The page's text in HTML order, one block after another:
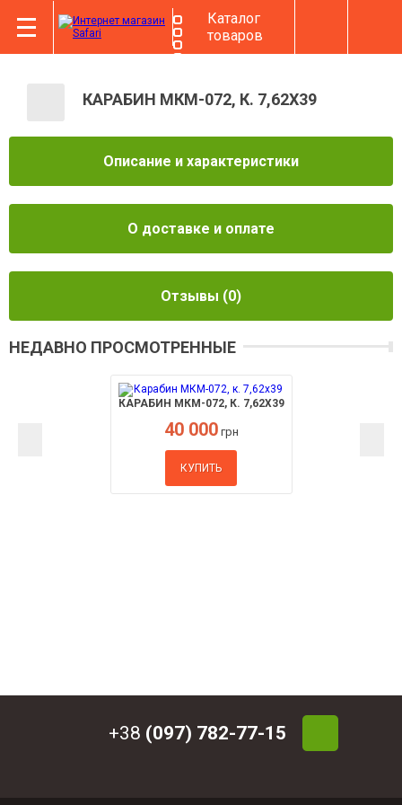
Каталог
товаров
КАРАБИН МКМ-072, К. 7,62X39
Описание и характеристики
О доставке и оплате
Отзывы (0)
НЕДАВНО ПРОСМОТРЕННЫЕ
КАРАБИН МКМ-072, К. 7,62X39
40 000 грн
КУПИТЬ
+38 (097) 782-77-15